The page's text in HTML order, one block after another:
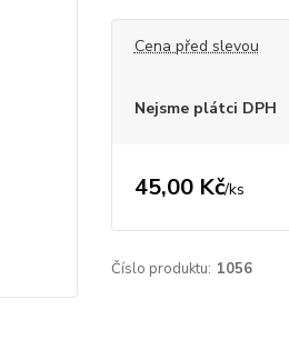
Cena před slevou
Nejsme plátci DPH
45,00 Kč/ks
Číslo produktu: 1056